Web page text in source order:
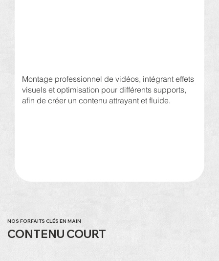
NOS FORFAITS CLÉS EN MAIN
CONTENU COURT
Montage professionnel de vidéos, intégrant effets
visuels et optimisation pour différents supports,
afin de créer un contenu attrayant et fluide.